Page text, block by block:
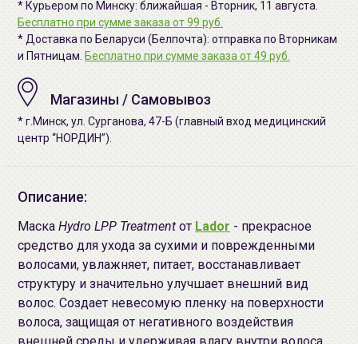
* Курьером по Минску: ближайшая - Вторник, 11 августа.
Бесплатно при сумме заказа от 99 руб.
* Доставка по Беларуси (Белпочта): отправка по Вторникам
и Пятницам. Бесплатно при сумме заказа от 49 руб.
Магазины / Самовывоз
* г.Минск, ул. Сурганова, 47-Б (главный вход медицинский
центр “НОРДИН”).
Описание:
Маска Hydro LPP Treatment от Lador - прекрасное
средство для ухода за сухими и поврежденными
волосами, увлажняет, питает, восстанавливает
структуру и значительно улучшает внешний вид
волос. Создает невесомую пленку на поверхности
волоса, защищая от негативного воздействия